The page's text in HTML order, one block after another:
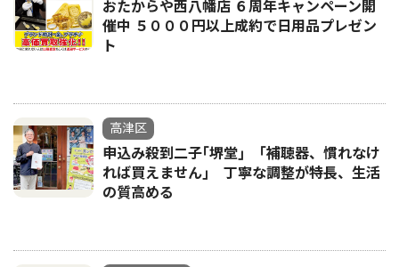
おたからや西八幡店 ６周年キャンペーン開
催中 ５０００円以上成約で日用品プレゼン
ト
高津区
申込み殺到二子｢堺堂｣ ｢補聴器、慣れなけ
れば買えません｣ 丁寧な調整が特長、生活
の質高める